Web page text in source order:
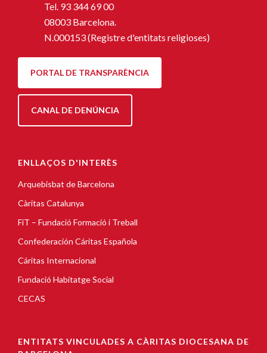
Tel. 93 344 69 00
08003 Barcelona.
N.000153 (Registre d'entitats religioses)
PORTAL DE TRANSPARÈNCIA
CANAL DE DENÚNCIA
ENLLAÇOS D'INTERÈS
Arquebisbat de Barcelona
Càritas Catalunya
FiT – Fundació Formació i Treball
Confederación Cáritas Española
Cáritas Internacional
Fundació Habitatge Social
CECAS
ENTITATS VINCULADES A CÀRITAS DIOCESANA DE